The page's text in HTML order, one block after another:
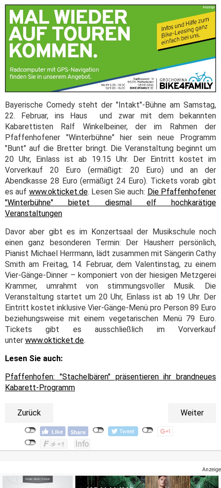
Bayerische Comedy steht der "Intakt"-Bühne am Samstag,
22. Februar, ins Haus und zwar mit dem bekannten
Kabarettisten Ralf Winkelbeiner, der im Rahmen der
Pfaffenhofener "Winterbühne" hier sein neue Programm
"Bunt" auf die Bretter bringt. Die Veranstaltung beginnt um
20 Uhr, Einlass ist ab 19.15 Uhr. Der Eintritt kostet im
Vorverkauf 20 Euro (ermäßigt: 20 Euro) und an der
Abendkasse 28 Euro (ermäßigt 24 Euro). Tickets vorab gibt
es auf www.okticket.de. Lesen Sie auch: Die Pfaffenhofener
"Winterbühne" bietet diesmal elf hochkarätige
Veranstaltungen
Davor aber gibt es im Konzertsaal der Musikschule noch
einen ganz besonderen Termin: Der Hausherr persönlich,
Pianist Michael Herrmann, lädt zusammen mit Sängerin Cathy
Smith am Freitag, 14. Februar, dem Valentinstag, zu einem
Vier-Gänge-Dinner – komponiert von der hiesigen Metzgerei
Krammer, umrahmt von stimmungsvoller Musik. Die
Veranstaltung startet um 20 Uhr, Einlass ist ab 19 Uhr. Der
Eintritt kostet inklusive Vier-Gänge-Menü pro Person 89 Euro
beziehungsweise mit einem vegetarischen Menü 79 Euro.
Tickets gibt es ausschließlich im Vorverkauf
unter www.okticket.de.
Lesen Sie auch:
Pfaffenhofen: "Stachelbären" präsentieren ihr brandneues
Kabarett-Programm
Zurück Weiter
Anzeige